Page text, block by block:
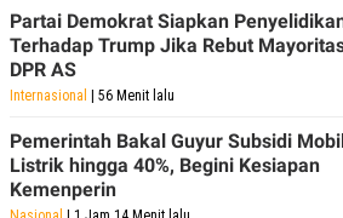
Partai Demokrat Siapkan
Terhadap Trump Jika Rebut
DPR AS
Internasional | 56 Menit lalu
Pemerintah Bakal Guyur Subsidi
Listrik hingga 40%, Begini Kesiapan
Kemenperin